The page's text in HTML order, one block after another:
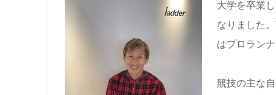
大学を卒業
なりました
はプロラン
競技の主な